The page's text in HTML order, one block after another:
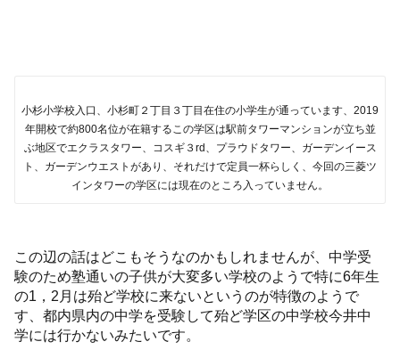
小杉小学校入口、小杉町２丁目３丁目在住の小学生が通っています、2019
年開校で約800名位が在籍するこの学区は駅前タワーマンションが立ち並
ぶ地区でエクラスタワー、コスギ３rd、プラウドタワー、ガーデンイース
ト、ガーデンウエストがあり、それだけで定員一杯らしく、今回の三菱ツ
インタワーの学区には現在のところ入っていません。
この辺の話はどこもそうなのかもしれませんが、中学受
験のため塾通いの子供が大変多い学校のようで特に6年生
の1，2月は殆ど学校に来ないというのが特徴のようで
す、都内県内の中学を受験して殆ど学区の中学校今井中
学には行かないみたいです。